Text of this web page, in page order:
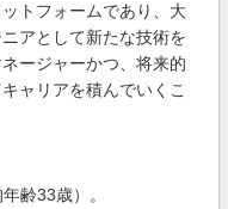
トフォームであり、大
アとして新たな技術を
ージャーかつ、将来的
ャリアを積んでいくこ
齢33歳）。